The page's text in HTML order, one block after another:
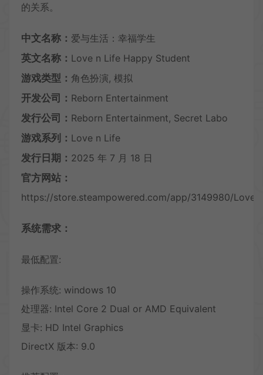
的关系。
中文名称： 爱与生活：幸福学生
英文名称： Love n Life Happy Student
游戏类型： 角色扮演, 模拟
开发公司： Reborn Entertainment
发行公司： Reborn Entertainment, Secret Labo
游戏系列： Love n Life
发行日期： 2025 年 7 月 18 日
官方网站：
https://store.steampowered.com/app/3149980/
系统需求：
最低配置:
操作系统: windows 10
处理器: Intel Core 2 Dual or AMD Equivalent
显卡: HD Intel Graphics
DirectX 版本: 9.0